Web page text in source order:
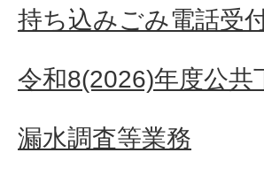
持ち込みごみ電話受
令和8(2026)年度公共
漏水調査等業務